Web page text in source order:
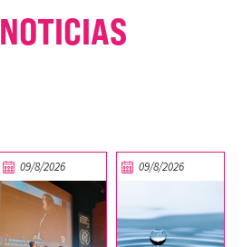
NOTICIAS
09/8/2026 09/8/2026